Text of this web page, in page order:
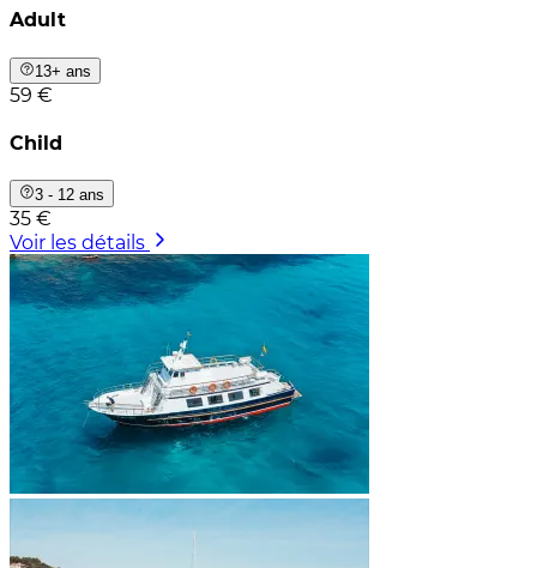
Adult
13+ ans
59 €
Child
3 - 12 ans
35 €
Voir les détails